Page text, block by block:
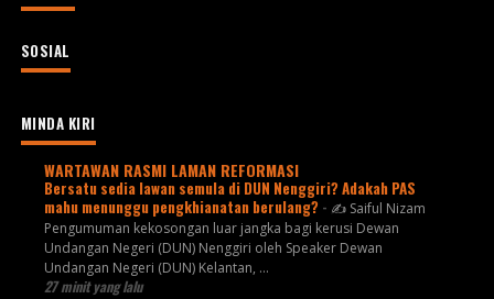
SOSIAL
MINDA KIRI
WARTAWAN RASMI LAMAN REFORMASI
Bersatu sedia lawan semula di DUN Nenggiri? Adakah PAS
mahu menunggu pengkhianatan berulang? - ✍️ Saiful Nizam
Pengumuman kekosongan luar jangka bagi kerusi Dewan
Undangan Negeri (DUN) Nenggiri oleh Speaker Dewan
Undangan Negeri (DUN) Kelantan, ...
27 minit yang lalu